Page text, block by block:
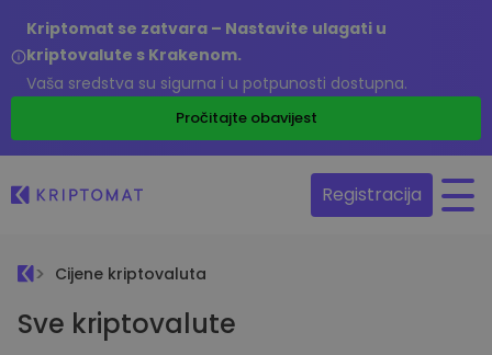
Kriptomat se zatvara – Nastavite ulagati u
kriptovalute s Krakenom.
Vaša sredstva su sigurna i u potpunosti dostupna.
Pročitajte obavijest
Registracija
Cijene kriptovaluta
Sve kriptovalute